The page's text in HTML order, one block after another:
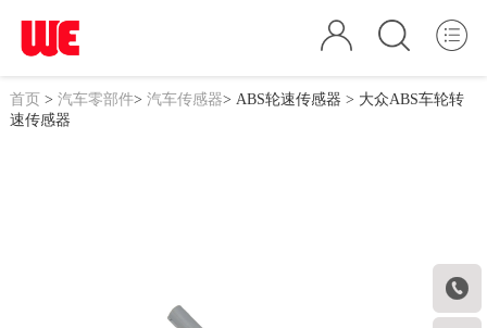

首页> 汽车零部件> 汽车传感器> ABS轮速传感器 > 大众ABS车轮转
速传感器